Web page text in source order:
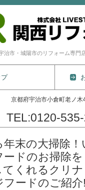
治市・城陽市のリフォーム専
京都府宇治市小倉町老ノ木
TEL:0120-
年末の大掃除！
ードのお掃除
てくれるクリ
フードのご紹介